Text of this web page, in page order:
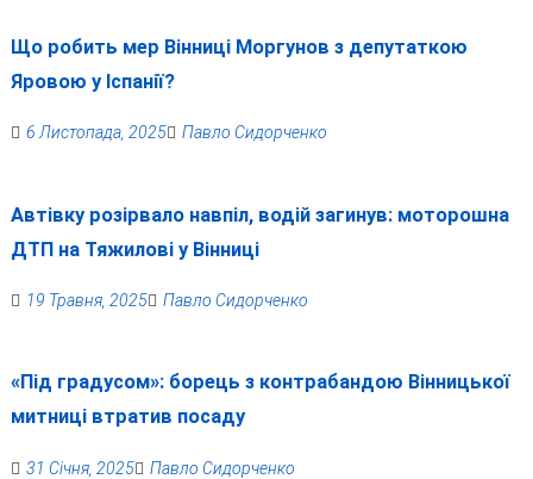
Що робить мер Вінниці Моргунов з депутаткою
Яровою у Іспанії?
6 Листопада, 2025 Павло Сидорченко
Автівку розірвало навпіл, водій загинув: моторошна
ДТП на Тяжилові у Вінниці
19 Травня, 2025 Павло Сидорченко
«Під градусом»: борець з контрабандою Вінницької
митниці втратив посаду
31 Січня, 2025 Павло Сидорченко